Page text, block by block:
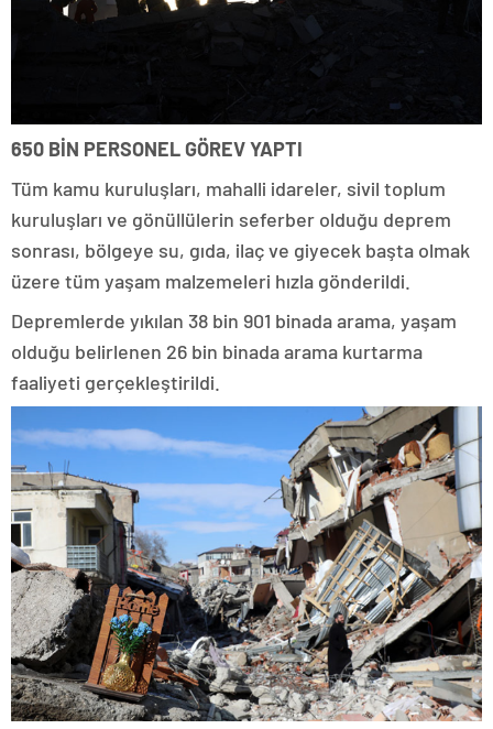
650 BİN PERSONEL GÖREV YAPTI
Tüm kamu kuruluşları, mahalli idareler, sivil toplum
kuruluşları ve gönüllülerin seferber olduğu deprem
sonrası, bölgeye su, gıda, ilaç ve giyecek başta olmak
üzere tüm yaşam malzemeleri hızla gönderildi.
Depremlerde yıkılan 38 bin 901 binada arama, yaşam
olduğu belirlenen 26 bin binada arama kurtarma
faaliyeti gerçekleştirildi.